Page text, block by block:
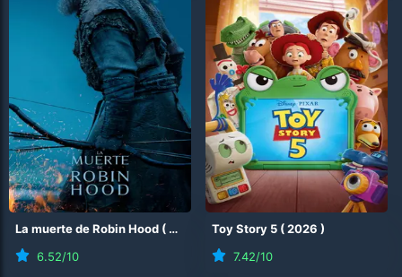
La muerte de Robin Hood ( 2026
6.52/10
Toy Story 5 (2026 )
7.42/10